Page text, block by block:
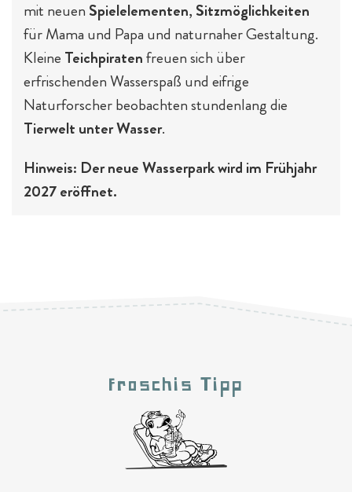
mit neuen Spielelementen, Sitzmöglichkeiten
für Mama und Papa und naturnaher Gestaltung.
Kleine Teichpiratenfreuen sich über
erfrischenden Wasserspaß und eifrige
Naturforscher beobachten stundenlang die
Tierwelt unter Wasser.
Hinweis: Der neue Wasserpark wird im Frühjahr
2027 eröffnet.
Froschis Tipp